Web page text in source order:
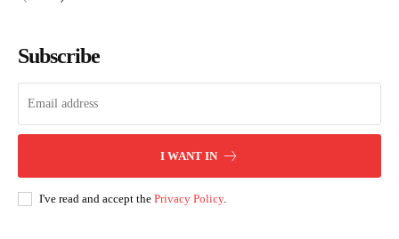
Subscribe
I WANT IN
I've read and accept the Privacy Policy.